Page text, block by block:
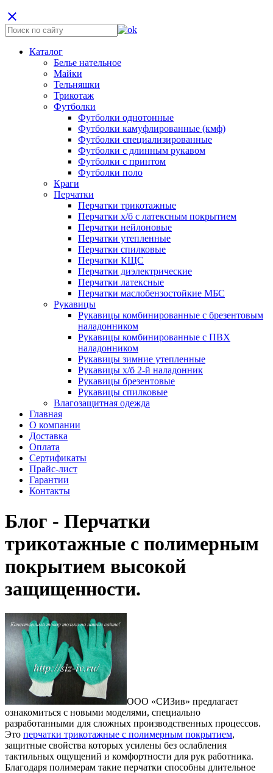
close
Каталог
Белье нательное
Майки
Тельняшки
Трикотаж
Футболки
Футболки однотонные
Футболки камуфлированные (кмф)
Футболки специализированные
Футболки с длинным рукавом
Футболки с принтом
Футболки поло
Краги
Перчатки
Перчатки трикотажные
Перчатки х/б с латексным покрытием
Перчатки нейлоновые
Перчатки утепленные
Перчатки спилковые
Перчатки КЩС
Перчатки диэлектрические
Перчатки латексные
Перчатки маслобензостойкие МБС
Рукавицы
Рукавицы комбинированные с брезентовым
наладонником
Рукавицы комбинированные с ПВХ
наладонником
Рукавицы зимние утепленные
Рукавицы х/б 2-й наладонник
Рукавицы брезентовые
Рукавицы спилковые
Влагозащитная одежда
Главная
О компании
Доставка
Оплата
Сертификаты
Прайс-лист
Гарантии
Контакты
Блог - Перчатки
трикотажные с полимерным
покрытием высокой
защищенности.
ООО «СИЗив» предлагает
ознакомиться с новыми моделями, специально
разработанными для сложных производственных процессов.
Это перчатки трикотажные с полимерным покрытием,
защитные свойства которых усилены без ослабления
тактильных ощущений и комфортности для рук работника.
Благодаря полимерам такие перчатки способны длительное